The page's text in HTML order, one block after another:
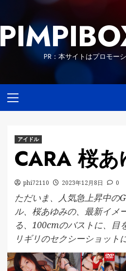
content
PR：本サイトはプロモー
Menu
アイドル
CARA 桜あ
phi72110 2023年12月8日 0
ただいま、人気急上昇中の
ル、桜あゆみの、最新イメ
る、100cmのバストに、目
リギリのセクシーショット